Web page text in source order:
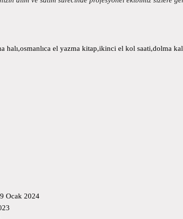
el yazma kitap,ikinci el kol saati,dolma
Ocak 2024